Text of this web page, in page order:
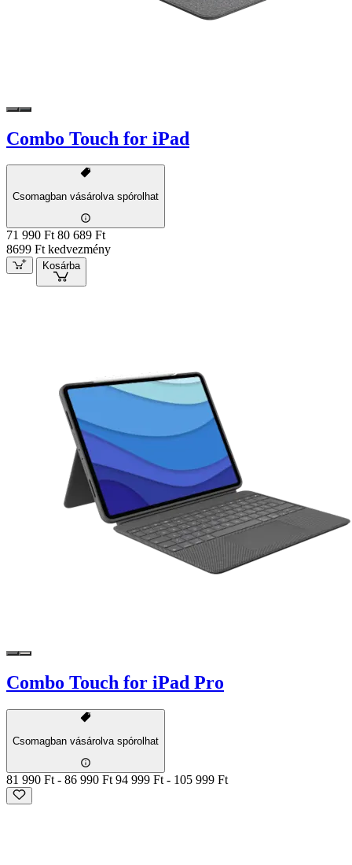
Combo Touch for iPad
Csomagban vásárolva spórolhat
71 990 Ft 80 689 Ft
8699 Ft kedvezmény
Kosárba
Combo Touch for iPad Pro
Csomagban vásárolva spórolhat
81 990 Ft - 86 990 Ft 94 999 Ft - 105 999 Ft